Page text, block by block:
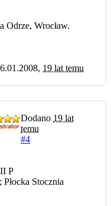
Odrze, Wrocław.
19 lat temu
Dodano 19 lat
temu
#4
P
Stocznia